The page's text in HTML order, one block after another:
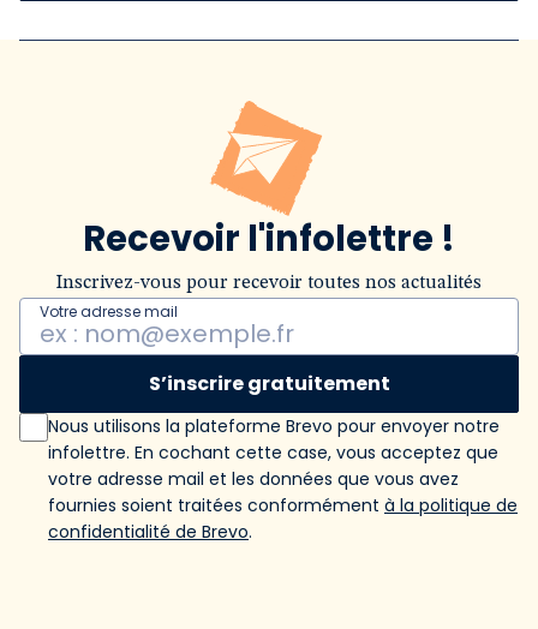
Recevoir l'infolettre !
Inscrivez-vous pour recevoir toutes nos actualités
Votre adresse mail
S’inscrire gratuitement
Nous utilisons la plateforme Brevo pour envoyer notre
infolettre. En cochant cette case, vous acceptez que
votre adresse mail et les données que vous avez
fournies soient traitées conformément à la politique de
confidentialité de Brevo.